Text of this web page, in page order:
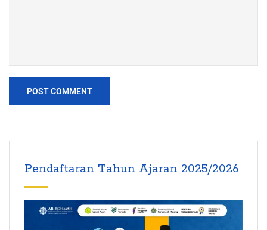
Pendaftaran Tahun Ajaran 2025/2026